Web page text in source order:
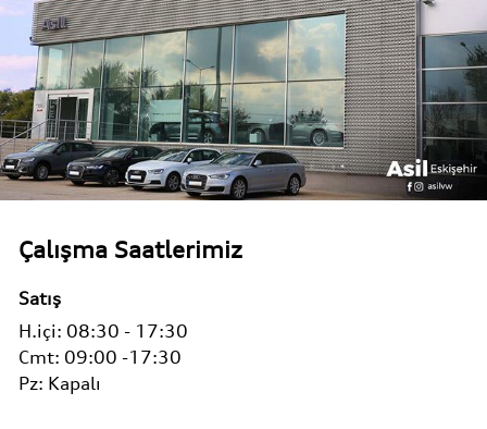
Çalışma Saatlerimiz
Satış
H.içi: 08:30 - 17:30
Cmt: 09:00 -17:30
Pz: Kapalı